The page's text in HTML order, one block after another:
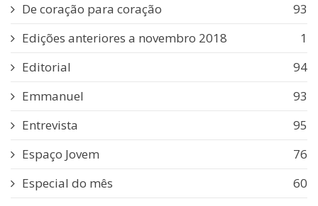
De coração para coração
93
Edições anteriores a novembro 2018
1
Editorial
94
Emmanuel
93
Entrevista
95
Espaço Jovem
76
Especial do mês
60